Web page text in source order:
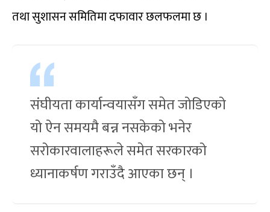
तथा सुशासन समितिमा दफावार छलफलमा छ ।
संघीयता कार्यान्वयासँग समेत जोडिएको
यो ऐन समयमै बन्न नसकेको भनेर
सरोकारवालाहरूले समेत सरकारको
ध्यानाकर्षण गराउँदै आएका छन् ।